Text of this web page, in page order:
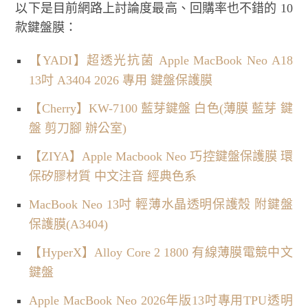
以下是目前網路上討論度最高、回購率也不錯的 10
款鍵盤膜：
【YADI】超透光抗菌 Apple MacBook Neo A18
13吋 A3404 2026 專用 鍵盤保護膜
【Cherry】KW-7100 藍芽鍵盤 白色(薄膜 藍芽 鍵
盤 剪刀腳 辦公室)
【ZIYA】Apple Macbook Neo 巧控鍵盤保護膜 環
保矽膠材質 中文注音 經典色系
MacBook Neo 13吋 輕薄水晶透明保護殼 附鍵盤
保護膜(A3404)
【HyperX】Alloy Core 2 1800 有線薄膜電競中文
鍵盤
Apple MacBook Neo 2026年版13吋專用TPU透明